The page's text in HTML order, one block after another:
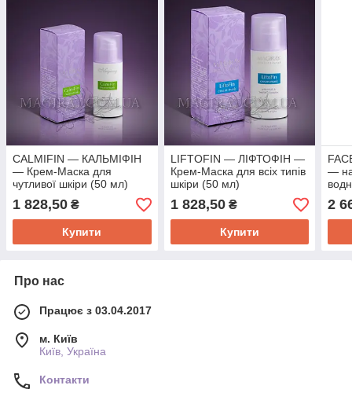
CALMIFIN — КАЛЬМІФІН
— Крем-Маска для
чутливої шкіри (50 мл)
1 828,50 ₴
Купити
LIFTOFIN — ЛІФТОФІН —
Крем-Маска для всіх типів
шкіри (50 мл)
1 828,50₴
Купити
—
2
Про нас
Працює з 03.04.2017
м. Київ
Київ, Україна
Контакти